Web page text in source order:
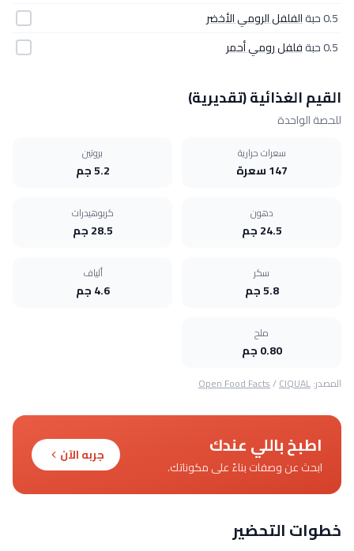
0.5 حبة
الفلفل الرومي الأخضر
0.5 حبة
فلفل رومي أحمر
القيم الغذائية (تقديرية)
للحصة الواحدة
سعرات حرارية
147 سعرة
بروتين
5.2 جم
دهون
24.5 جم
كربوهيدرات
28.5 جم
سكر
5.8 جم
ألياف
4.6 جم
ملح
0.80 جم
المصدر: Open Food Facts/CIQUAL
اطبخ باللي عندك
ابحث عن وصفات بناءً على مكوناتك.
جربه الآن
خطوات التحضير